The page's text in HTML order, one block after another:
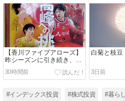
【香川ファイブアローズ】
昨シーズンに引き続き、ポ
スター貼りボランティアへ
行って来たぞ！
30時間前
白菊と枝豆
3日前
#インデックス投資 #株式投資 #暮らし